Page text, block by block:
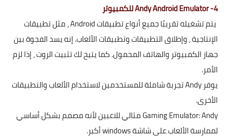
4- Andy Android Emulator للكمبيوتر
يتم تشغيله تقريبًا جميع أنواع تطبيقات Android ، مثل تطبيقات
الإنتاجية ، وإطلاق التطبيقات وتطبيقات الألعاب. إنه يسد الفجوة بين
جهاز الكمبيوتر والهاتف المحمول. كما يتيح لك تثبيت الروت ، إذا لزم
الأمر.
يوفر Andy تجربة شاملة للمستخدمين لاستخدام الألعاب والتطبيقات
الأخرى.
Gaming Emulator: Andy مثالي للاعبين لأنه مصمم بشكل أساسي
لممارسة الألعاب على شاشة windows أكبر.